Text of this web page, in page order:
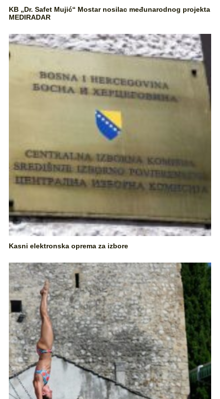
KB „Dr. Safet Mujić“ Mostar nosilac međunarodnog projekta
MEDIRADAR
Kasni elektronska oprema za izbore